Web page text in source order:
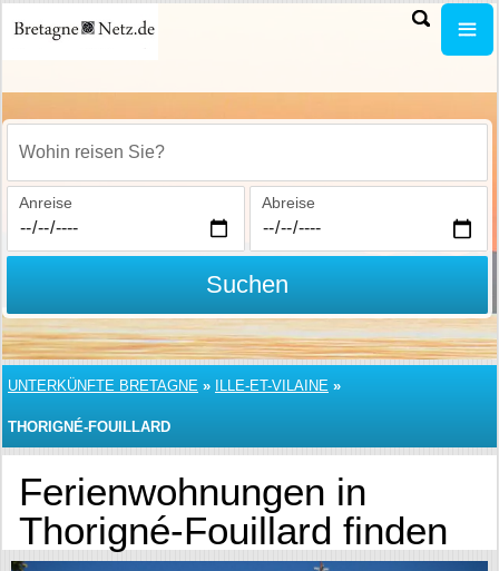
Wohin reisen Sie?
Anreise Abreise
Suchen
UNTERKÜNFTE BRETAGNE » ILLE-ET-VILAINE »
THORIGNÉ-FOUILLARD
Ferienwohnungen in
Thorigné-Fouillard finden